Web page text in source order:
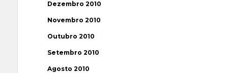
Dezembro 2010
Novembro 2010
Outubro 2010
Setembro 2010
Agosto 2010